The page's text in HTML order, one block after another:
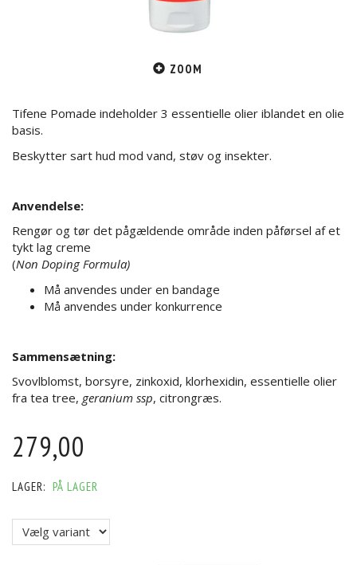
ZOOM
Tifene Pomade indeholder 3 essentielle olier iblandet en olie
basis.
Beskytter sart hud mod vand, støv og insekter.
Anvendelse:
Rengør og tør det pågældende område inden påførsel af et
tykt lag creme
(Non Doping Formula)
Må anvendes under en bandage
Må anvendes under konkurrence
Sammensætning:
Svovlblomst, borsyre, zinkoxid, klorhexidin, essentielle olier
fra tea tree, geranium ssp, citrongræs.
279,00
LAGER: PÅ LAGER